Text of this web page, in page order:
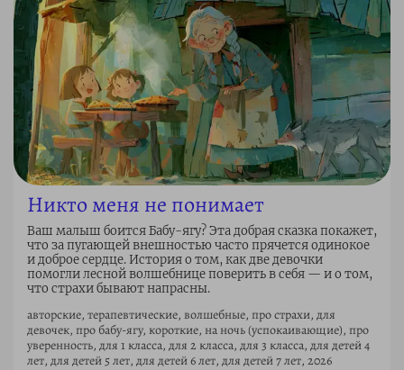
Никто меня не понимает
Ваш малыш боится Бабу-ягу? Эта добрая сказка покажет,
что за пугающей внешностью часто прячется одинокое
и доброе сердце. История о том, как две девочки
помогли лесной волшебнице поверить в себя — и о том,
что страхи бывают напрасны.
авторские, терапевтические, волшебные, про страхи, для
девочек, про бабу-ягу, короткие, на ночь (успокаивающие), про
уверенность, для 1 класса, для 2 класса, для 3 класса, для детей 4
лет, для детей 5 лет, для детей 6 лет, для детей 7 лет, 2026